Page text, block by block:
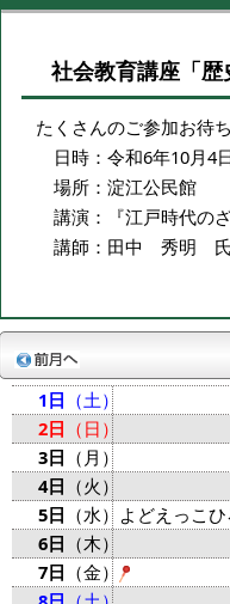
社会教育講座「歴
たくさんのご参加お待
日時：令和6年10月4
場所：淀江公民館
講演：『江戸時代のざ
講師：田中 秀明 氏
1日 （土）
2日 （日）
3日 （月）
4日 （火）
5日 （水） よどえっこひ
6日 （木）
7日 （金）